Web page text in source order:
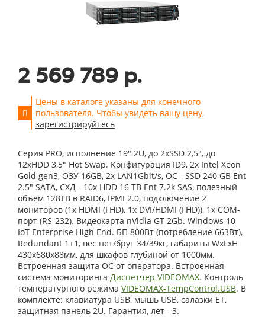
2 569 789 р.
Цены в каталоге указаны для конечного
пользователя. Чтобы увидеть вашу цену,
зарегистрируйтесь
Серия PRO, исполнение 19" 2U, до 2xSSD 2,5", до
12xHDD 3,5" Hot Swap. Конфигурация ID9, 2x Intel Xeon
Gold gen3, ОЗУ 16GB, 2x LAN1Gbit/s, OС - SSD 240 GB Ent
2.5" SATA, СХД - 10x HDD 16 TB Ent 7.2k SAS, полезный
объём 128TB в RAID6, IPMI 2.0, подключение 2
мониторов (1x HDMI (FHD), 1x DVI/HDMI (FHD)), 1x COM-
порт (RS-232). Видеокарта nVidia GT 2Gb. Windows 10
IoT Enterprise High End. БП 800Вт (потребление 663Вт),
Redundant 1+1, вес нет/брут 34/39кг, габариты WxLxH
430x680x88мм, для шкафов глубиной от 1000мм.
Встроенная защита ОС от оператора. Встроенная
система мониторинга Диспетчер VIDEOMAX. Контроль
температурного режима VIDEOMAX-TempControl.USB. В
комплекте: клавиатура USB, мышь USB, салазки ET,
защитная панель 2U. Гарантия, лет - 3.